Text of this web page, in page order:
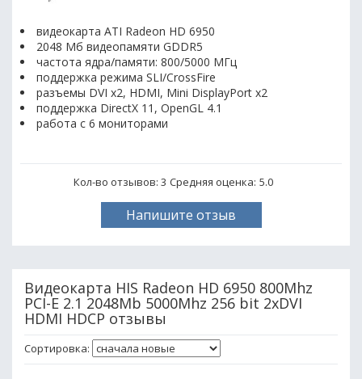
видеокарта ATI Radeon HD 6950
2048 Мб видеопамяти GDDR5
частота ядра/памяти: 800/5000 МГц
поддержка режима SLI/CrossFire
разъемы DVI x2, HDMI, Mini DisplayPort x2
поддержка DirectX 11, OpenGL 4.1
работа с 6 мониторами
Кол-во отзывов: 3 Средняя оценка: 5.0
Напишите отзыв
Видеокарта HIS Radeon HD 6950 800Mhz
PCI-E 2.1 2048Mb 5000Mhz 256 bit 2xDVI
HDMI HDCP отзывы
Сортировка: